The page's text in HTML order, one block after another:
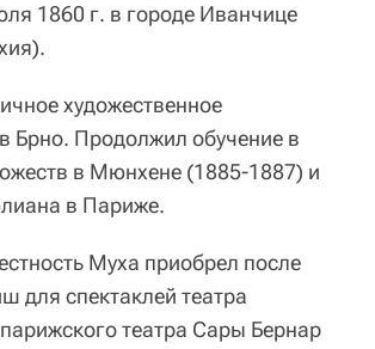
1860 г. в городе Иванчице
художественное
Брно. Продолжил обучение в
в Мюнхене (1885‑1887) и
в Париже.
Муха приобрел после
для спектаклей театра
театра Сары Бернар